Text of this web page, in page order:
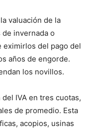
valuación de la
invernada o
eximirlos del pago del
años de engorde.
los novillos.
IVA en tres cuotas,
de promedio. Esta
acopios, usinas